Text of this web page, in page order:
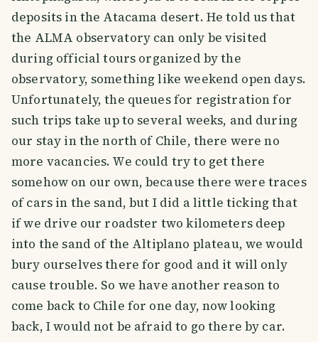
deposits in the Atacama desert. He told us that
the ALMA observatory can only be visited
during official tours organized by the
observatory, something like weekend open days.
Unfortunately, the queues for registration for
such trips take up to several weeks, and during
our stay in the north of Chile, there were no
more vacancies. We could try to get there
somehow on our own, because there were traces
of cars in the sand, but I did a little ticking that
if we drive our roadster two kilometers deep
into the sand of the Altiplano plateau, we would
bury ourselves there for good and it will only
cause trouble. So we have another reason to
come back to Chile for one day, now looking
back, I would not be afraid to go there by car.